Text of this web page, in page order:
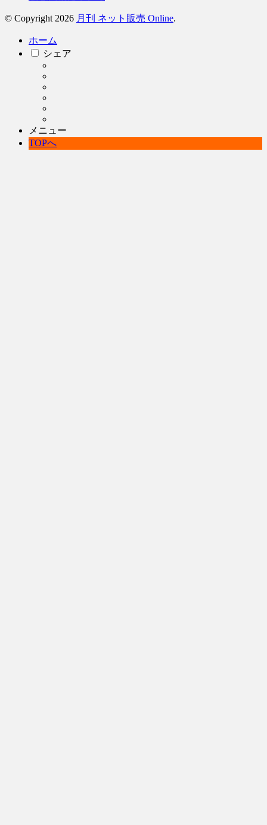
© Copyright 2026 月刊 ネット販売 Online.
ホーム
シェア
メニュー
TOPへ